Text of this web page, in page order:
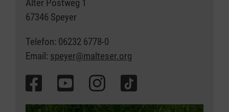
Alter Postweg 1
67346 Speyer
Telefon: 06232 6778-0
Email: speyer@malteser.org